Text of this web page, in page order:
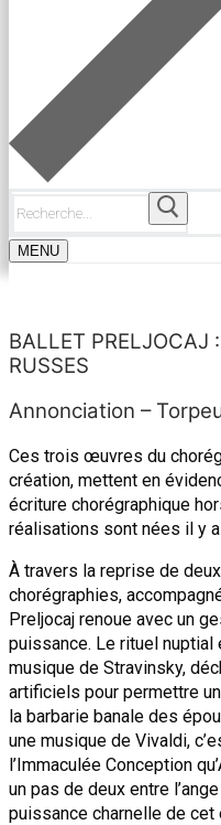
Rechercher
MENU
BALLET PRELJOCAJ
RUSSES
Annonciation –
Ces trois œuvres du
création, mettent en
écriture chorégraphique
réalisations sont nées il y
À travers la reprise de
chorégraphies,
Preljocaj renoue avec un
puissance. Le rituel nuptial
musique de Stravinsky,
artificiels pour permettre
la barbarie banale des
une musique de Vivaldi,
l’Immaculée Conception
un pas de deux entre
puissance charnelle de